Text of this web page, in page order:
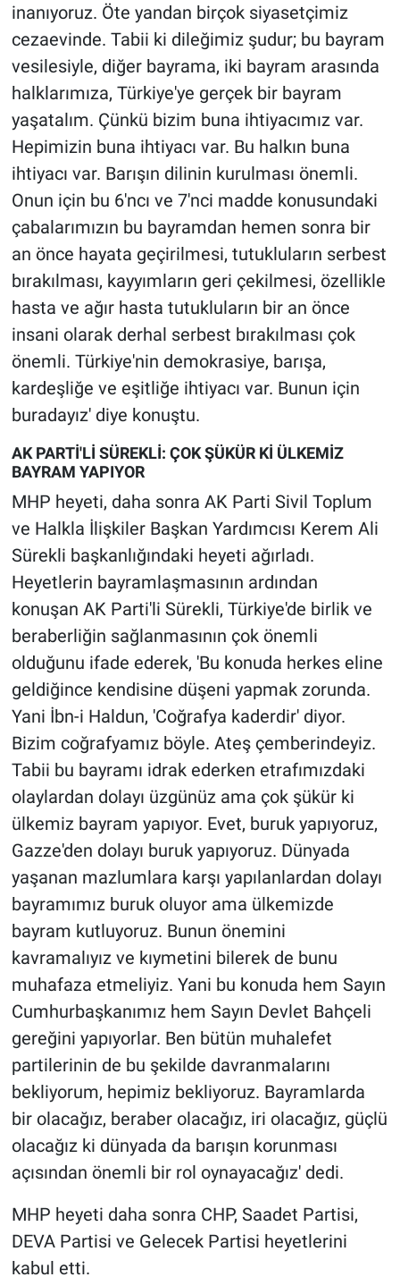
inanıyoruz. Öte yandan birçok siyasetçimiz
cezaevinde. Tabii ki dileğimiz şudur; bu bayram
vesilesiyle, diğer bayrama, iki bayram arasında
halklarımıza, Türkiye'ye gerçek bir bayram
yaşatalım. Çünkü bizim buna ihtiyacımız var.
Hepimizin buna ihtiyacı var. Bu halkın buna
ihtiyacı var. Barışın dilinin kurulması önemli.
Onun için bu 6'ncı ve 7'nci madde konusundaki
çabalarımızın bu bayramdan hemen sonra bir
an önce hayata geçirilmesi, tutukluların serbest
bırakılması, kayyımların geri çekilmesi, özellikle
hasta ve ağır hasta tutukluların bir an önce
insani olarak derhal serbest bırakılması çok
önemli. Türkiye'nin demokrasiye, barışa,
kardeşliğe ve eşitliğe ihtiyacı var. Bunun için
buradayız' diye konuştu.
AK PARTİ'Lİ SÜREKLİ: ÇOK ŞÜKÜR Kİ ÜLKEMİZ
BAYRAM YAPIYOR
MHP heyeti, daha sonra AK Parti Sivil Toplum
ve Halkla İlişkiler Başkan Yardımcısı Kerem Ali
Sürekli başkanlığındaki heyeti ağırladı.
Heyetlerin bayramlaşmasının ardından
konuşan AK Parti'li Sürekli, Türkiye'de birlik ve
beraberliğin sağlanmasının çok önemli
olduğunu ifade ederek, 'Bu konuda herkes eline
geldiğince kendisine düşeni yapmak zorunda.
Yani İbn-i Haldun, 'Coğrafya kaderdir' diyor.
Bizim coğrafyamız böyle. Ateş çemberindeyiz.
Tabii bu bayramı idrak ederken etrafımızdaki
olaylardan dolayı üzgünüz ama çok şükür ki
ülkemiz bayram yapıyor. Evet, buruk yapıyoruz,
Gazze'den dolayı buruk yapıyoruz. Dünyada
yaşanan mazlumlara karşı yapılanlardan dolayı
bayramımız buruk oluyor ama ülkemizde
bayram kutluyoruz. Bunun önemini
kavramalıyız ve kıymetini bilerek de bunu
muhafaza etmeliyiz. Yani bu konuda hem Sayın
Cumhurbaşkanımız hem Sayın Devlet Bahçeli
gereğini yapıyorlar. Ben bütün muhalefet
partilerinin de bu şekilde davranmalarını
bekliyorum, hepimiz bekliyoruz. Bayramlarda
bir olacağız, beraber olacağız, iri olacağız, güçlü
olacağız ki dünyada da barışın korunması
açısından önemli bir rol oynayacağız' dedi.
MHP heyeti daha sonra CHP, Saadet Partisi,
DEVA Partisi ve Gelecek Partisi heyetlerini
kabul etti.